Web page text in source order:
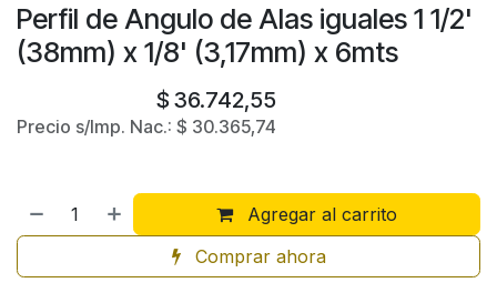
Perfil de Angulo de Alas iguales 1 1/2'
(38mm) x 1/8' (3,17mm) x 6mts
$ 36.742,55
Precio s/Imp. Nac.: $ 30.365,74
Agregar al carrito
Comprar ahora